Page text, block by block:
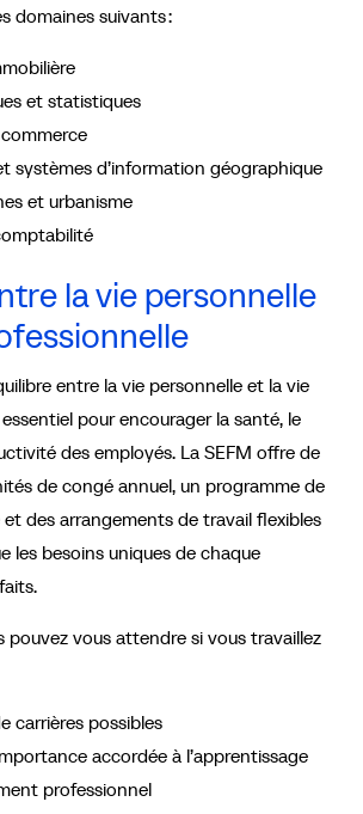
domaines suivants :
et statistiques
systèmes d’information géographique
et urbanisme
la vie personnelle
entre la vie personnelle et la vie
pour encourager la santé, le
des employés. La SEFM offre de
de congé annuel, un programme de
des arrangements de travail flexibles
les besoins uniques de chaque
pouvez vous attendre si vous travaillez
carrières possibles
accordée à l’apprentissage
professionnel